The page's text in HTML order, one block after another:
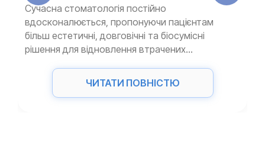
Сучасна стоматологія постійно
вдосконалюється, пропонуючи пацієнтам
більш естетичні, довговічні та біосумісні
рішення для відновлення втрачених...
ЧИТАТИ ПОВНІСТЮ